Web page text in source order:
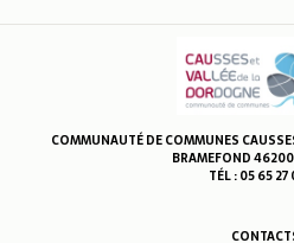
COMMUNAUTÉ DE COMMUNES
BRAMEFOND
TÉL : 05 65 27